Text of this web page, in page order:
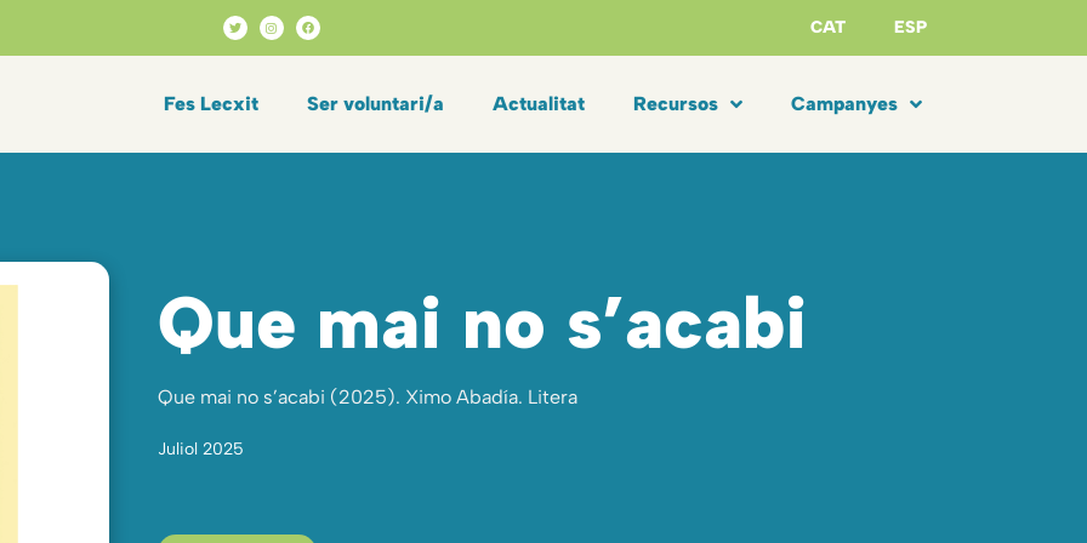
CAT ESP
Fes Lecxit Ser voluntari/a Actualitat Recursos Campanyes
Que mai no s’acabi
Que mai no s’acabi (2025). Ximo Abadía. Litera
Juliol 2025